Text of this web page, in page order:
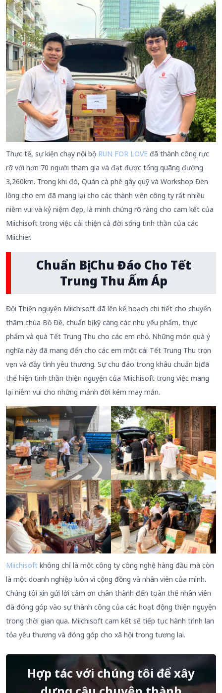
Thực tế, sự kiện chạy nội bộ RUN FOR LOVE đã thành công rực
rỡ với hơn 70 người tham gia và đạt được tổng quãng đường
3,260km. Trong khi đó, Quán cà phê gây quỹ và Workshop Đèn
lồng cho em đã mang lại cho các thành viên công ty rất nhiều
niềm vui và kỷ niệm đẹp, là minh chứng rõ ràng cho cam kết của
Miichisoft trong việc cải thiện cả đời sống tinh thần của các
Miichier.
Chuẩn Bị Chu Đáo Cho Tết
Trung Thu Ấm Áp
Đội Thiện nguyện Miichisoft đã lên kế hoạch chi tiết cho chuyến
thăm chùa Bồ Đề, chuẩn bị kỹ càng các nhu yếu phẩm, thực
phẩm và quà Tết Trung Thu cho các em nhỏ. Những món quà ý
nghĩa này đã mang đến cho các em một cái Tết Trung Thu trọn
vẹn và đầy tình yêu thương. Sự chu đáo trong khâu chuẩn bị đã
thể hiện tinh thần thiện nguyện của Miichisoft trong việc mang
lại niềm vui cho những mảnh đời kém may mắn.
Miichisoft không chỉ là một công ty công nghệ hàng đầu mà còn
là một doanh nghiệp luôn vì cộng đồng và nhân viên của mình.
Chúng tôi xin gửi lời cảm ơn chân thành đến toàn thể nhân viên
đã đóng góp vào sự thành công của các hoạt động thiện nguyện
trong thời gian qua. Miichisoft cam kết sẽ tiếp tục hành trình lan
tỏa yêu thương và đóng góp cho xã hội trong tương lai.
Hợp tác với chúng tôi để xây